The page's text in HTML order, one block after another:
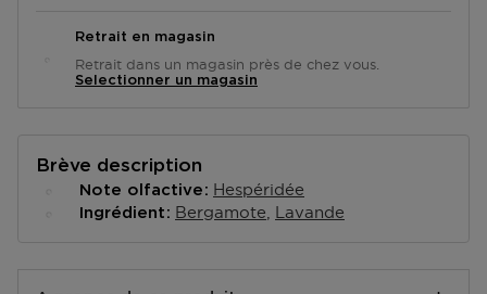
Retrait en magasin
Retrait dans un magasin près de chez vous.
Selectionner un magasin
Brève description
Note olfactive Hespéridée
Ingrédient Bergamote Lavande